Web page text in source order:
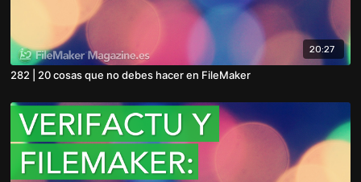
20:27
282 | 20 cosas que no debes hacer en FileMaker